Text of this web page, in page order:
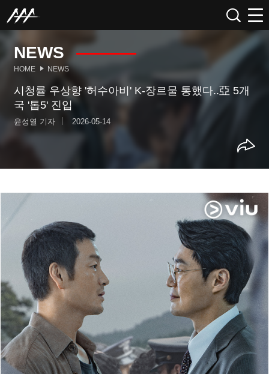
NEWS
HOME NEWS
시청률 우상향 '허수아비' K-장르물 통했다..亞 5개
국 '톱5' 진입
윤성열 기자 2026-05-14